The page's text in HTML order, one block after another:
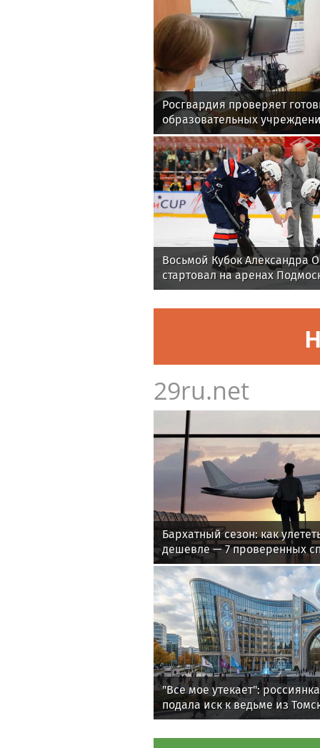
Росгвардия проверяет
образовательных
учебному году
Восьмой Кубок Александра
стартовал на аренах
29ru.net
Бархатный сезон: как
дешевле — 7 проверенных
"Все мое утекает":
подала иск к ведьме из
женское счастье